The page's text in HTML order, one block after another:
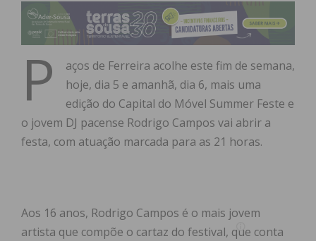
P
aços de Ferreira acolhe este fim de semana,
hoje, dia 5 e amanhã, dia 6, mais uma
edição do Capital do Móvel Summer Feste e
o jovem DJ pacense Rodrigo Campos vai abrir a
festa, com atuação marcada para as 21 horas.
Aos 16 anos, Rodrigo Campos é o mais jovem
artista que compõe o cartaz do festival, que conta